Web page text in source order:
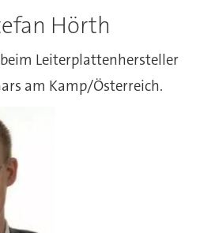
Hörth
Leiterplattenhersteller
am Kamp/Österreich.